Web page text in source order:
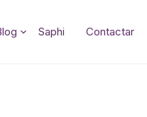
Saphi Contactar